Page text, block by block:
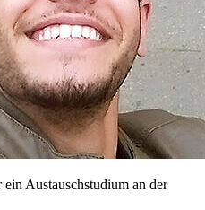
Austauschstudium an der